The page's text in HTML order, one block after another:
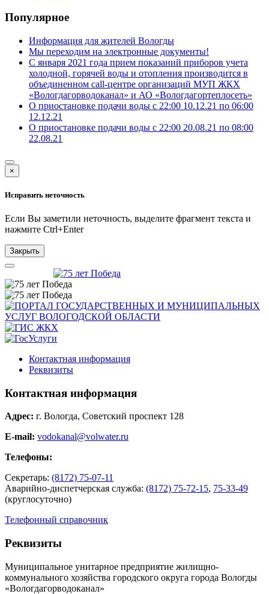
Популярное
Информация для жителей Вологды
Мы переходим на электронные документы!
С января 2021 года прием показаний приборов учета
холодной, горячей воды и отопления производится в
объединенном call-центре организаций МУП ЖКХ
«Вологдагорводоканал» и АО «Вологдагортеплосеть»
О приостановке подачи воды с 22:00 10.12.21 по 06:00
12.12.21
О приостановке подачи воды с 22:00 20.08.21 по 08:00
22.08.21
×
Исправить неточность
Если Вы заметили неточность, выделите фрагмент текста и
нажмите Ctrl+Enter
Закрыть
Контактная информация
Реквизиты
Контактная информация
Адрес: г. Вологда, Советский проспект 128
E-mail: vodokanal@volwater.ru
Телефоны:
Секретарь: (8172) 75-07-11
Аварийно-диспетчерская служба: (8172) 75-72-15, 75-33-49
(круглосуточно)
Телефонный справочник
Реквизиты
Муниципальное унитарное предприятие жилищно-
коммунального хозяйства городского округа города Вологды
«Вологдагорводоканал»